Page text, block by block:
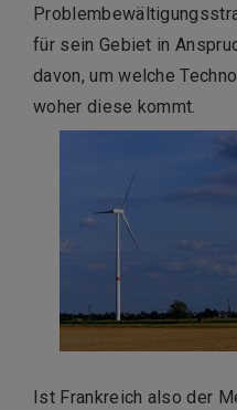
für sein Gebiet in
davon, um welche
woher diese kommt.
Ist Frankreich also der